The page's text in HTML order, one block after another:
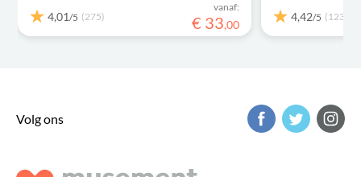
4,01/5 (275)
vanaf:
€ 33,00
4,42/5 (1231)
Volg ons